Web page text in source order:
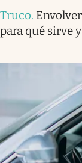
Truco.
para qué sirve